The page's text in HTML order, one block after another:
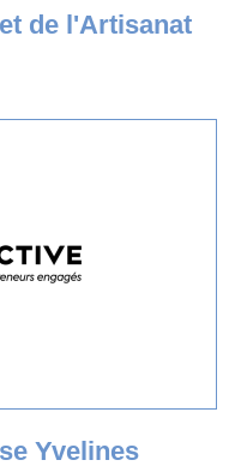
de l'Artisanat
Yvelines